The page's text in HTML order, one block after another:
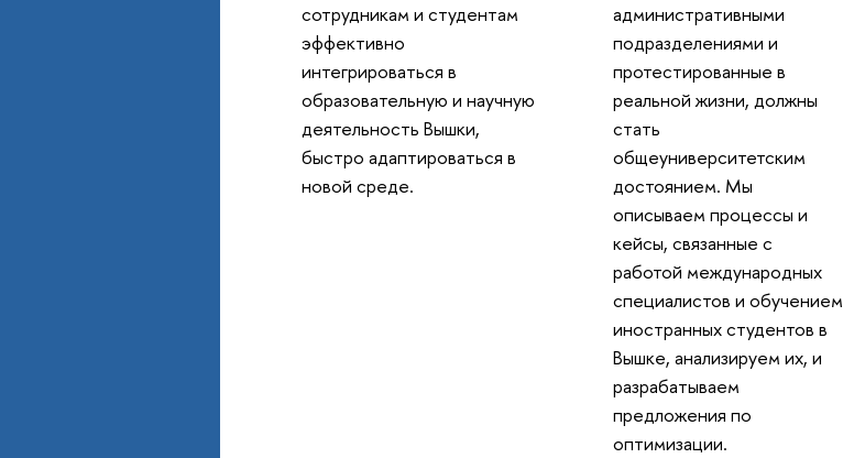
сотрудникам и студентам
эффективно
интегрироваться в
образовательную и научную
деятельность Вышки,
быстро адаптироваться в
новой среде.
административными
подразделениями и
протестированные в
реальной жизни, должны
стать
общеуниверситетским
достоянием. Мы
описываем процессы и
кейсы, связанные с
работой международных
специалистов и обучением
иностранных студентов в
Вышке, анализируем их, и
разрабатываем
предложения по
оптимизации.